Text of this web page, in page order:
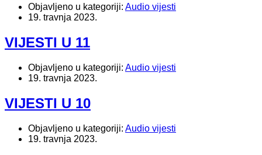
Objavljeno u kategoriji: Audio vijesti
19. travnja 2023.
VIJESTI U 11
Objavljeno u kategoriji: Audio vijesti
19. travnja 2023.
VIJESTI U 10
Objavljeno u kategoriji: Audio vijesti
19. travnja 2023.